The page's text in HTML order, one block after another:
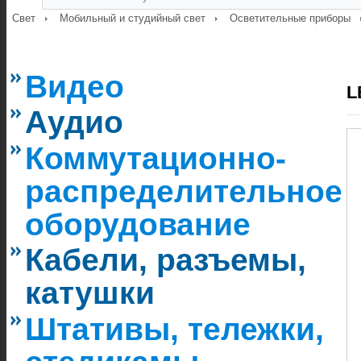
Свет Мобильный и студийный свет Осветительные приборы
Видео
Аудио
Коммутационно-
распределительное
оборудование
Кабели, разъемы,
катушки
Штативы, тележки,